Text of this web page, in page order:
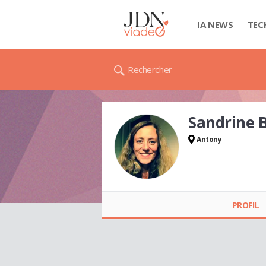
IA NEWS
Rechercher
Sandrine
Antony
PROFIL